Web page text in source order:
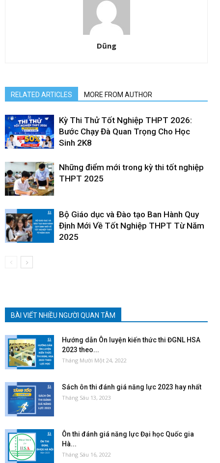
Dũng
RELATED ARTICLES MORE FROM AUTHOR
Kỳ Thi Thử Tốt Nghiệp THPT 2026:
Bước Chạy Đà Quan Trọng Cho Học
Sinh 2K8
Những điểm mới trong kỳ thi tốt nghiệp
THPT 2025
Bộ Giáo dục và Đào tạo Ban Hành Quy
Định Mới Về Tốt Nghiệp THPT Từ Năm
2025
BÀI VIẾT NHIỀU NGƯỜI QUAN TÂM
Hướng dẫn Ôn luyện kiến thức thi ĐGNL HSA
2023 theo...
Tháng Mười Một 24, 2022
Sách ôn thi đánh giá năng lực 2023 hay nhất
Tháng Sáu 13, 2023
Ôn thi đánh giá năng lực Đại học Quốc gia
Hà...
Tháng Sáu 16, 2022